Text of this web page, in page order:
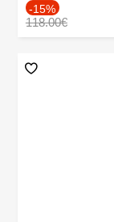
-15%
118.00€